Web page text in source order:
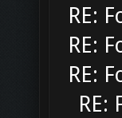
RE:
RE:
RE:
RE: